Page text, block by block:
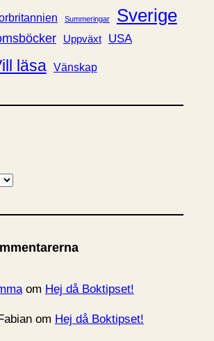
Summeringar Sverige
Uppväxt USA
läsa Vänskap
om Hej då Boktipset!
om Hej då Boktipset!